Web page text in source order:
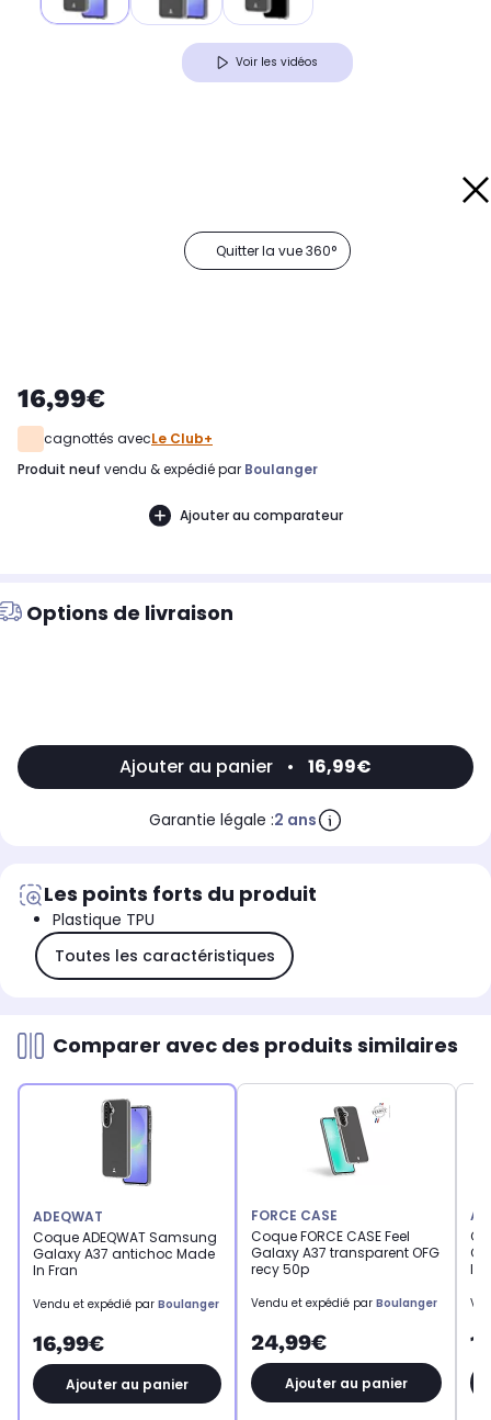
Voir les vidéos
Quitter la vue 360°
16,99€
cagnottés avecLe Club+
produit neuf vendu & expédié par Boulanger
Ajouter au comparateur
Options de livraison
Ajouter au panier • 16,99€
Garantie légale :2 ans
Les points forts du produit
Plastique TPU
Toutes les caractéristiques
Comparer avec des produits similaires
ADEQWAT
Coque ADEQWAT Samsung
Galaxy A37 antichoc Made
In Fran
Vendu et expédié par Boulanger
16,99€
Ajouter au panier
FORCE CASE
Coque FORCE CASE Feel
Galaxy A37 transparent OFG
recy 50p
Vendu et expédié par Boulanger
24,99€
Ajouter au panier
In